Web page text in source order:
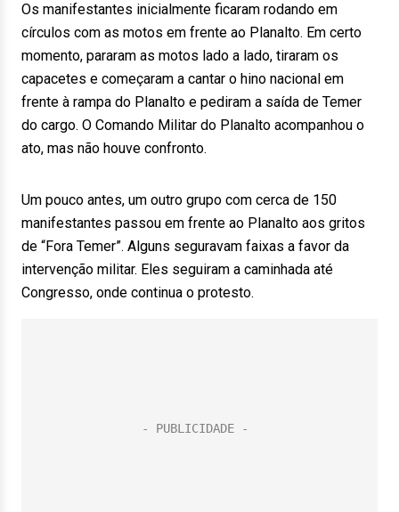
Os manifestantes inicialmente ficaram rodando em
círculos com as motos em frente ao Planalto. Em certo
momento, pararam as motos lado a lado, tiraram os
capacetes e começaram a cantar o hino nacional em
frente à rampa do Planalto e pediram a saída de Temer
do cargo. O Comando Militar do Planalto acompanhou o
ato, mas não houve confronto.
Um pouco antes, um outro grupo com cerca de 150
manifestantes passou em frente ao Planalto aos gritos
de “Fora Temer”. Alguns seguravam faixas a favor da
intervenção militar. Eles seguiram a caminhada até
Congresso, onde continua o protesto.